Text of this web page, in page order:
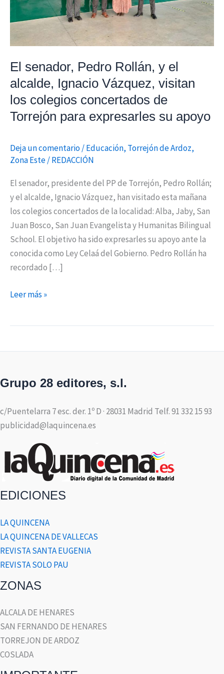
El senador, Pedro Rollán, y el
alcalde, Ignacio Vázquez, visitan
los colegios concertados de
Torrejón para expresarles su apoyo
Deja un comentario/Educación, Torrejón de Ardoz,
Zona Este/REDACCIÓN
El senador, presidente del PP de Torrejón, Pedro Rollán;
y el alcalde, Ignacio Vázquez, han visitado esta mañana
los colegios concertados de la localidad: Alba, Jaby, San
Juan Bosco, San Juan Evangelista y Humanitas Bilingual
School. El objetivo ha sido expresarles su apoyo ante la
conocida como Ley Celaá del Gobierno. Pedro Rollán ha
recordado […]
Vázquez,
visitan
los
concertados
de
Torrejón
para
expresarles
apoyo
Leer más »
Grupo 28 editores, s.l.
c/Puentelarra 7 esc. der. 1º D · 28031 Madrid Telf. 91 332 15 93
publicidad@laquincena.es
EDICIONES
LA QUINCENA
LA QUINCENA DE VALLECAS
REVISTA SANTA EUGENIA
REVISTA SOLO PAU
ZONAS
ALCALA DE HENARES
SAN FERNANDO DE HENARES
TORREJON DE ARDOZ
COSLADA